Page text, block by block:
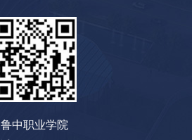
鲁中职业学院